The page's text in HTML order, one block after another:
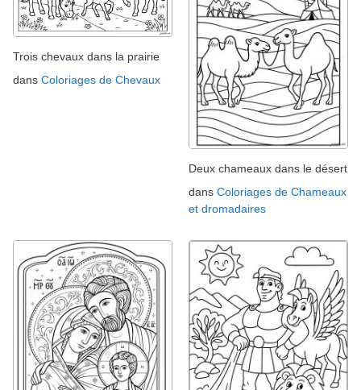
Trois chevaux dans la prairie
dans Coloriages de Chevaux
Deux chameaux dans le désert
dans Coloriages de Chameaux
et dromadaires